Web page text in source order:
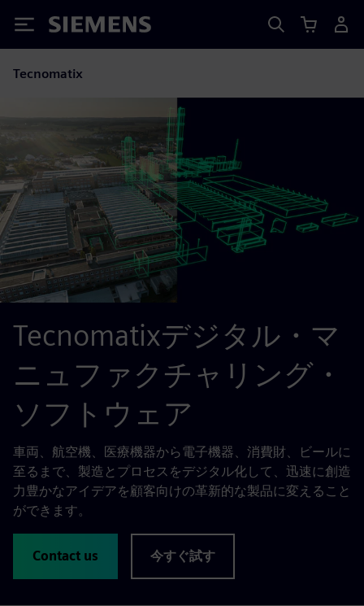
Siemens
Tecnomatix
Tecnomatixデジタル・マ
ニュファクチャリング・
ソフトウェア
車両、航空機、医療機器から電子機器、消費財、ビールに
至るまで、製造とプロセスをデジタル化して、迅速に創造
力豊かなアイデアを顧客向けの革新的な製品に変えること
ができます。
Contact us 今すぐ試す